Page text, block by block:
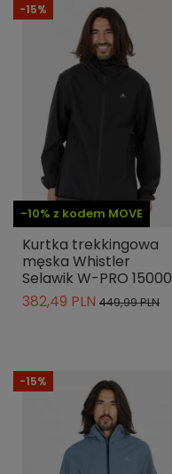
-10% z kodem MOVE
-15%
Kurtka trekkingowa
męska Whistler
Selawik W-PRO 15000
382,49 PLN 449,99 PLN
-15%